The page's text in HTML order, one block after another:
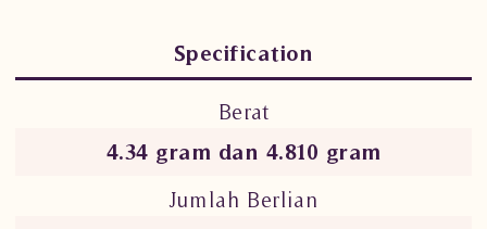
Specification
Berat
4.34 gram dan 4.810 gram
Jumlah Berlian